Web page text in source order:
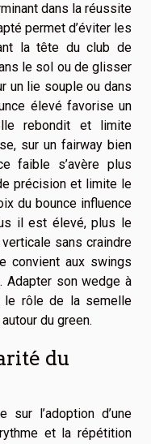
dans la réussite
permet d’éviter les
la tête du club de
le sol ou de glisser
un lie souple ou dans
élevé favorise un
rebondit et limite
sur un fairway bien
faible s’avère plus
précision et limite le
du bounce influence
il est élevé, plus le
sans craindre
convient aux swings
Adapter son wedge à
le rôle de la semelle
du green.
du
sur l’adoption d’une
et la répétition